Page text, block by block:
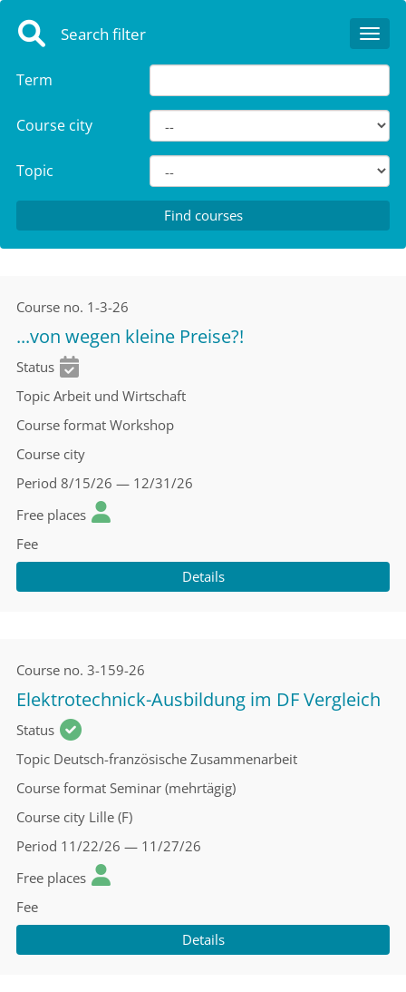
Search filter
Term
Course city
Topic
Course no. 1-3-26
...von wegen kleine Preise?!
Status
Topic Arbeit und Wirtschaft
Course format Workshop
Course city
Period 8/15/26 — 12/31/26
Free places
Fee
Details
Course no. 3-159-26
Elektrotechnick-Ausbildung im DF Vergleich
Status
Topic Deutsch-französische Zusammenarbeit
Course format Seminar (mehrtägig)
Course city Lille (F)
Period 11/22/26 — 11/27/26
Free places
Fee
Details